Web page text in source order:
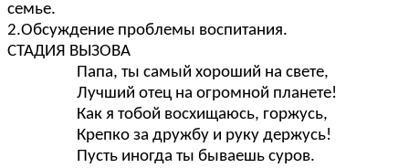
семье.
2.Обсуждение проблемы воспитания.
СТАДИЯ ВЫЗОВА
Папа, ты самый хороший на свете,
Лучший отец на огромной планете!
Как я тобой восхищаюсь, горжусь,
Крепко за дружбу и руку держусь!
Пусть иногда ты бываешь суров.